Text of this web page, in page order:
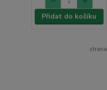
Přidat do košíku
strana